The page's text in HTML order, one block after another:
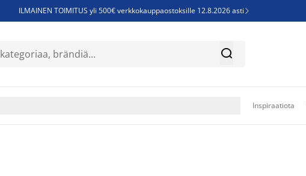
ILMAINEN TOIMITUS yli 500€ verkkokauppaostoksille 12.8.2026 asti 
Sijauspatjoja - Säästä jopa 60% 
Inspiraatiota